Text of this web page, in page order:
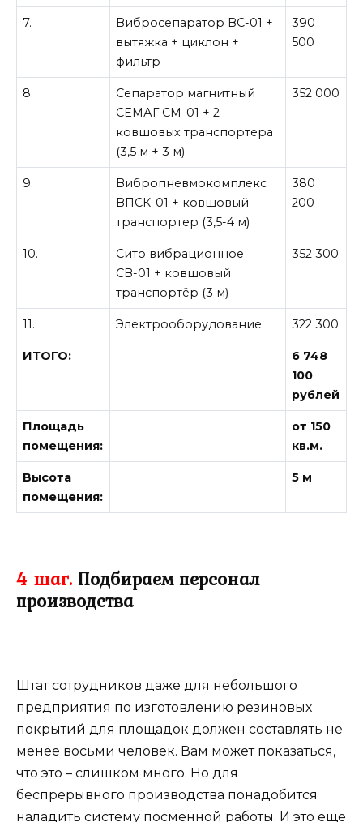
7.
Вибросепаратор ВС-01 +
вытяжка + циклон +
фильтр
390
500
8.
Сепаратор магнитный
СЕМАГ СМ-01 + 2
ковшовых транспортера
(3,5 м + 3 м)
352 000
9.
Вибропневмокомплекс
ВПСК-01 + ковшовый
транспортер (3,5-4 м)
380
200
10.
Сито вибрационное
СВ-01 + ковшовый
транспортёр (3 м)
352 300
11. Электрооборудование 322 300
ИТОГО:
6 748
100
рублей
Площадь
помещения:
от 150
кв.м.
Высота
помещения:
5 м
4 шаг. Подбираем персонал
производства
Штат сотрудников даже для небольшого
предприятия по изготовлению резиновых
покрытий для площадок должен составлять не
менее восьми человек. Вам может показаться,
что это – слишком много. Но для
беспрерывного производства понадобится
наладить систему посменной работы. И это еще